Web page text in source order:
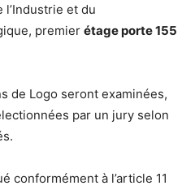
et du
premier étage porte 155
de Logo seront examinées,
par un jury selon
conformément à l’article 11